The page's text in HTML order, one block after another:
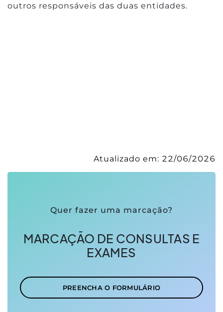
outros responsáveis das duas entidades.
Atualizado em: 22/06/2026
Quer fazer uma marcação?
MARCAÇÃO DE CONSULTAS E
EXAMES
PREENCHA O FORMULÁRIO